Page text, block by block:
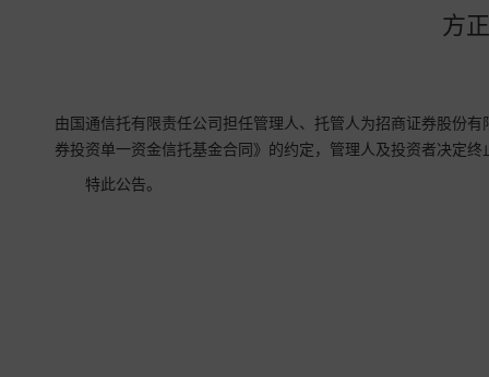
方
由国通信托有限责任公司担任管理人、托管人为招商证券股份有
券投资单一资金信托基金合同》的约定，管理人及投资者决定终
特此公告。